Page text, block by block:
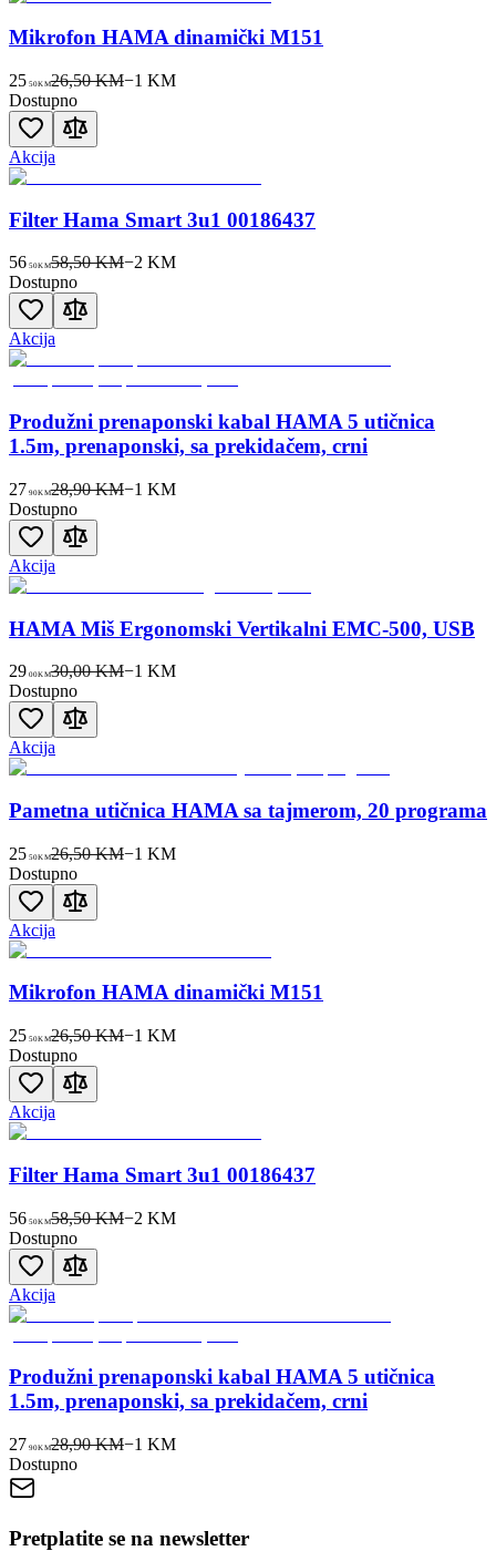
Mikrofon HAMA dinamički M151
25 50KM26,50 KM−1 KM
Dostupno
Akcija
Filter Hama Smart 3u1 00186437
56 50KM58,50 KM−2 KM
Dostupno
Akcija
Produžni prenaponski kabal HAMA 5 utičnica
1.5m, prenaponski, sa prekidačem, crni
27 90KM28,90 KM−1 KM
Dostupno
Akcija
HAMA Miš Ergonomski Vertikalni EMC-500, USB
29 00KM30,00 KM−1 KM
Dostupno
Akcija
Pametna utičnica HAMA sa tajmerom, 20 programa
25 50KM26,50 KM−1 KM
Dostupno
Akcija
Mikrofon HAMA dinamički M151
25 50KM26,50 KM−1 KM
Dostupno
Akcija
Filter Hama Smart 3u1 00186437
56 50KM58,50 KM−2 KM
Dostupno
Akcija
Produžni prenaponski kabal HAMA 5 utičnica
1.5m, prenaponski, sa prekidačem, crni
27 90KM28,90 KM−1 KM
Dostupno
Pretplatite se na newsletter